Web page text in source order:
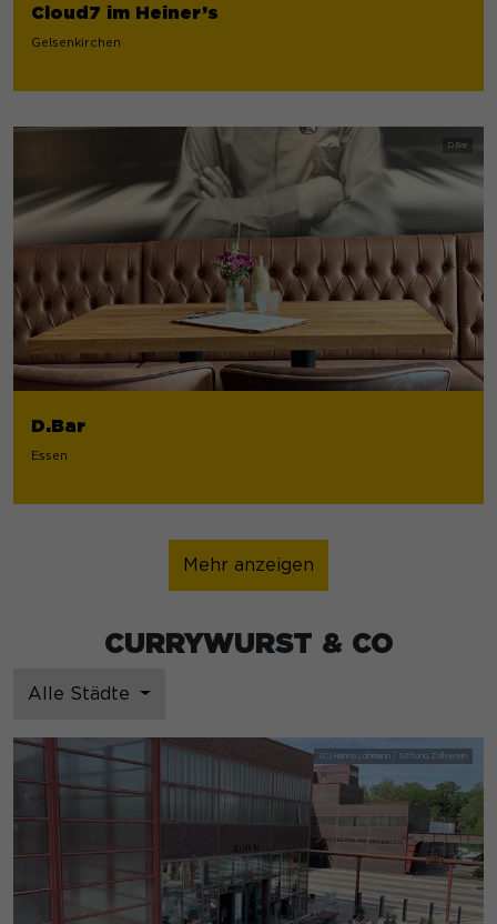
Cloud7 im Heiner’s
Gelsenkirchen
D.Bar
Essen
Mehr anzeigen
CURRYWURST & CO
Alle Städte